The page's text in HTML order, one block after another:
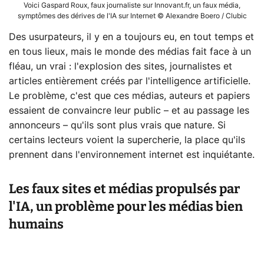
Voici Gaspard Roux, faux journaliste sur Innovant.fr, un faux média,
symptômes des dérives de l'IA sur Internet © Alexandre Boero / Clubic
Des usurpateurs, il y en a toujours eu, en tout temps et
en tous lieux, mais le monde des médias fait face à un
fléau, un vrai : l'explosion des sites, journalistes et
articles entièrement créés par l'intelligence artificielle.
Le problème, c'est que ces médias, auteurs et papiers
essaient de convaincre leur public – et au passage les
annonceurs – qu'ils sont plus vrais que nature. Si
certains lecteurs voient la supercherie, la place qu'ils
prennent dans l'environnement internet est inquiétante.
Les faux sites et médias propulsés par
l'IA, un problème pour les médias bien
humains